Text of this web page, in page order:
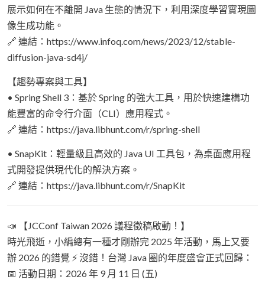
展示如何在不離開 Java 生態的情況下，利用深度學習實現圖
像生成功能。
🔗 連結：https://www.infoq.com/news/2023/12/stable-
diffusion-java-sd4j/
【趨勢專案與工具】
• Spring Shell 3：基於 Spring 的強大工具，用於快速建構功
能豐富的命令行介面（CLI）應用程式。
🔗 連結：https://java.libhunt.com/r/spring-shell
• SnapKit：輕量級且高效的 Java UI 工具包，為桌面應用程
式開發提供現代化的解決方案。
🔗 連結：https://java.libhunt.com/r/SnapKit
📣 【JCConf Taiwan 2026 議程徵稿啟動！】
時光飛逝，小編總有一種才剛辦完 2025 年活動，馬上又要
辦 2026 的錯覺 ⚡️ 沒錯！台灣 Java 圈的年度盛會正式回歸：
📅 活動日期：2026 年 9 月 11 日 (五)